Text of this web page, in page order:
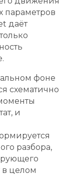
параметров
даёт
фоне
схематично
и
разбора,
в целом